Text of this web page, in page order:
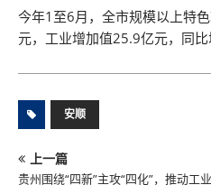
今年1至6月，全市规模以上特
元，工业增加值25.9亿元，同比
安顺
上一篇
贵州围绕“四新”主攻“四化”，推动工